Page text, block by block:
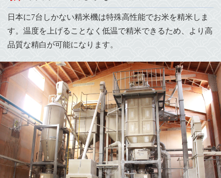
日本に7台しかない精米機は特殊高性能でお米を精米しま
す。温度を上げることなく低温で精米できるため、より高
品質な精白が可能になります。